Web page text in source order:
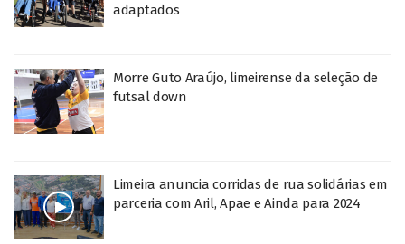
adaptados
Morre Guto Araújo, limeirense da seleção de
futsal down
Limeira anuncia corridas de rua solidárias em
parceria com Aril, Apae e Ainda para 2024